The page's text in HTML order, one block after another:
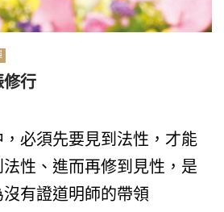
修行
必須先要見到法性，才能
性、進而再修到見性，是
有證道明師的帶領